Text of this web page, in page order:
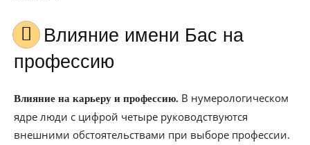
Влияние имени Бас на
профессию
Влияние на карьеру и профессию. В нумерологическом
ядре люди с цифрой четыре руководствуются
внешними обстоятельствами при выборе профессии.